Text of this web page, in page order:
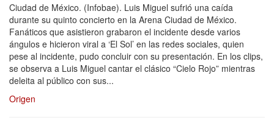
Ciudad de México. (Infobae). Luis Miguel sufrió una caída
durante su quinto concierto en la Arena Ciudad de México.
Fanáticos que asistieron grabaron el incidente desde varios
ángulos e hicieron viral a ‘El Sol’ en las redes sociales, quien
pese al incidente, pudo concluir con su presentación. En los clips,
se observa a Luis Miguel cantar el clásico “Cielo Rojo” mientras
deleita al público con sus...
Origen